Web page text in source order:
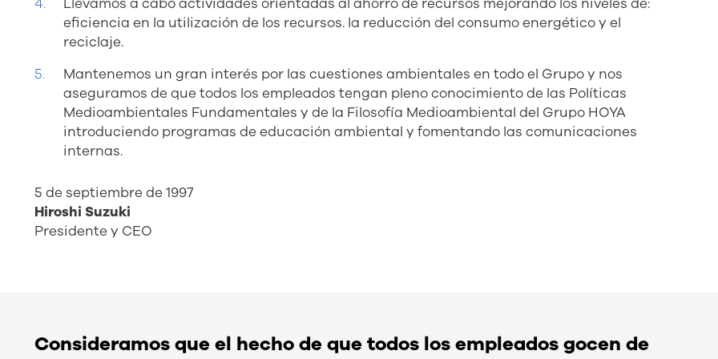
eficiencia en la utilización de los recursos. la reducción del consumo energético y el
reciclaje.
Mantenemos un gran interés por las cuestiones ambientales en todo el Grupo y nos
aseguramos de que todos los empleados tengan pleno conocimiento de las Políticas
Medioambientales Fundamentales y de la Filosofía Medioambiental del Grupo HOYA
introduciendo programas de educación ambiental y fomentando las comunicaciones
internas.
5 de septiembre de 1997
Hiroshi Suzuki
Presidente y CEO
Consideramos que el hecho de que todos los empleados gocen de